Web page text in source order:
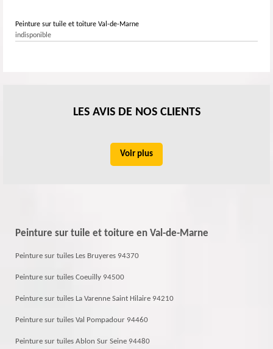
Peinture sur tuile et toiture Val-de-Marne
indisponible
LES AVIS DE NOS CLIENTS
Voir plus
Peinture sur tuile et toiture en Val-de-Marne
Peinture sur tuiles Les Bruyeres 94370
Peinture sur tuiles Coeuilly 94500
Peinture sur tuiles La Varenne Saint Hilaire 94210
Peinture sur tuiles Val Pompadour 94460
Peinture sur tuiles Ablon Sur Seine 94480